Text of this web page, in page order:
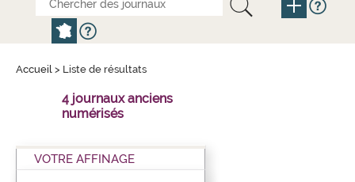
Accueil > Liste de résultats
4 journaux anciens
numérisés
VOTRE AFFINAGE